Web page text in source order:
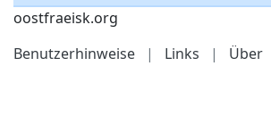
oostfraeisk.org
Benutzerhinweise
| Links | Über